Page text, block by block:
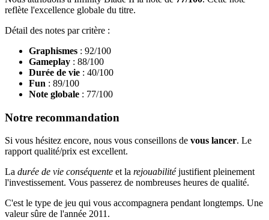
reflète l'excellence globale du titre.
Détail des notes par critère :
Graphismes : 92/100
Gameplay : 88/100
Durée de vie : 40/100
Fun : 89/100
Note globale : 77/100
Notre recommandation
Si vous hésitez encore, nous vous conseillons de vous lancer. Le
rapport qualité/prix est excellent.
La durée de vie conséquente et la rejouabilitéjustifient pleinement
l'investissement. Vous passerez de nombreuses heures de qualité.
C'est le type de jeu qui vous accompagnera pendant longtemps. Une
valeur sûre de l'année 2011.